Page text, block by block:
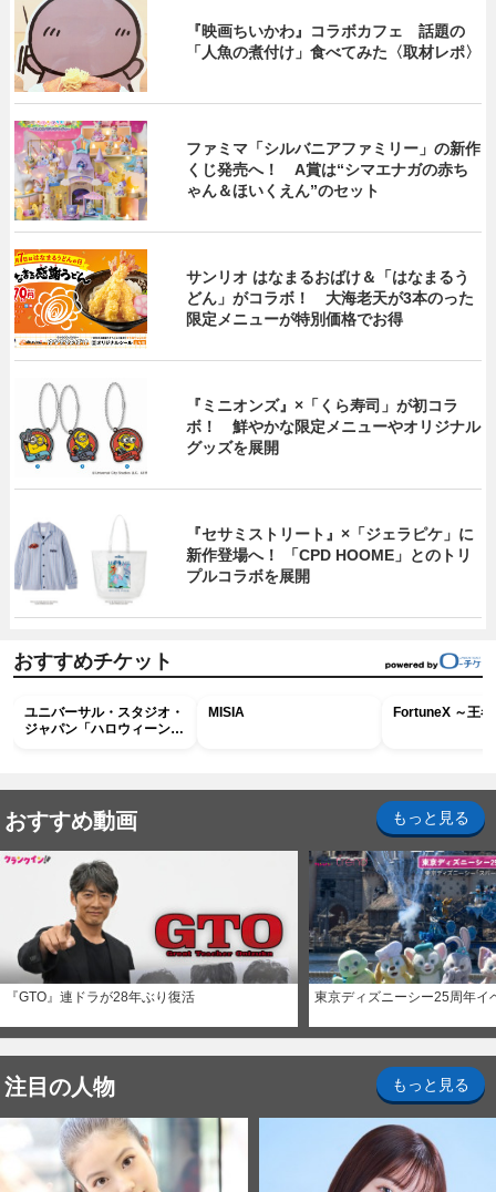
『映画ちいかわ』コラボカフェ 話題の
「人魚の煮付け」食べてみた〈取材レポ〉
ファミマ「シルバニアファミリー」の新作
くじ発売へ！ A賞は“シマエナガの赤ち
ゃん＆ほいくえん”のセット
サンリオ はなまるおばけ＆「はなまるう
どん」がコラボ！ 大海老天が3本のった
限定メニューが特別価格でお得
『ミニオンズ』×「くら寿司」が初コラ
ボ！ 鮮やかな限定メニューやオリジナル
グッズを展開
『セサミストリート』×「ジェラピケ」に
新作登場へ！ 「CPD HOOME」とのトリ
プルコラボを展開
おすすめチケット
ユニバーサル・スタジオ・
ジャパン「ハロウィーン・
MISIA FortuneX ～王
おすすめ動画 もっと見る
『GTO』連ドラが28年ぶり復活 東京ディズニーシー25周年イ
注目の人物 もっと見る